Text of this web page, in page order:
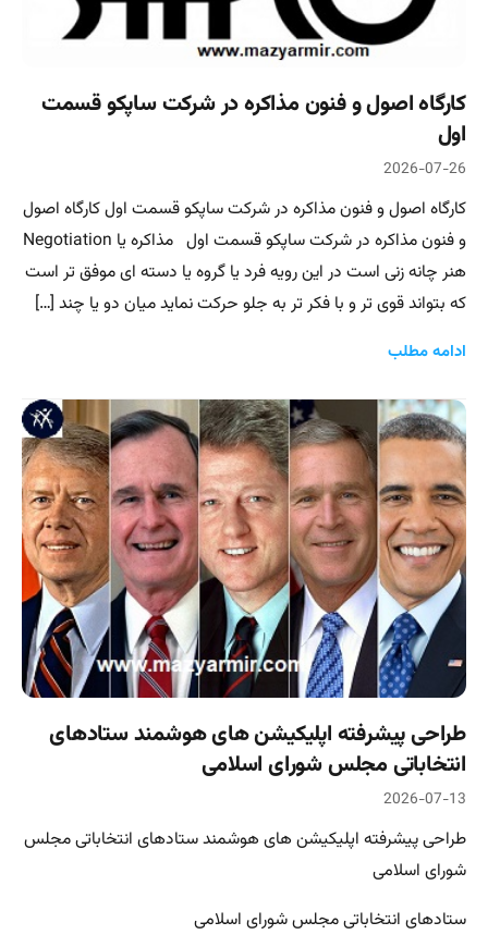
کارگاه اصول و فنون مذاکره در شرکت ساپکو قسمت
اول
2026-07-26
کارگاه اصول و فنون مذاکره در شرکت ساپکو قسمت اول کارگاه اصول
و فنون مذاکره در شرکت ساپکو قسمت اول مذاکره یا Negotiation
هنر چانه زنی است در این رویه فرد یا گروه یا دسته ای موفق تر است
که بتواند قوی تر و با فکر تر به جلو حرکت نماید میان دو یا چند […]
ادامه مطلب
طراحی پیشرفته اپلیکیشن های هوشمند ستادهای
انتخاباتی مجلس شورای اسلامی
2026-07-13
طراحی پیشرفته اپلیکیشن های هوشمند ستادهای انتخاباتی مجلس
شورای اسلامی
ستادهای انتخاباتی مجلس شورای اسلامی